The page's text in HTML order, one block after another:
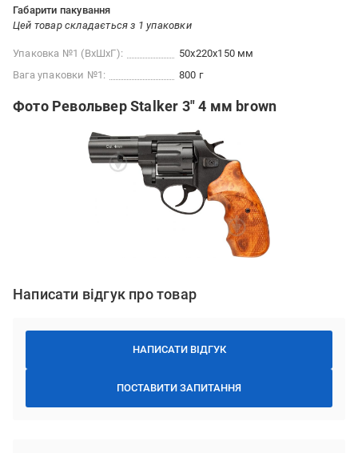
Габарити пакування
Цей товар складається з 1 упаковки
Упаковка №1 (ВхШхГ):
50x220x150 мм
Вага упаковки №1:
800 г
Фото Револьвер Stalker 3" 4 мм brown
Написати відгук про товар
НАПИСАТИ ВІДГУК
ПОСТАВИТИ ЗАПИТАННЯ